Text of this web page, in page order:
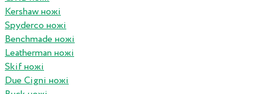
Kershaw ножі
Spyderco ножі
Benchmade ножі
Leatherman ножі
Skif ножі
Due Cigni ножі